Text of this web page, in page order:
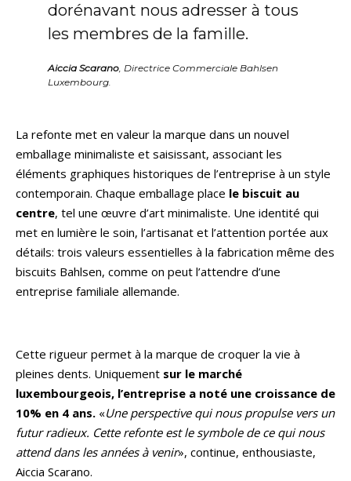
dorénavant nous adresser à tous
les membres de la famille.
Aiccia Scarano, Directrice Commerciale Bahlsen
Luxembourg.
La refonte met en valeur la marque dans un nouvel
emballage minimaliste et saisissant, associant les
éléments graphiques historiques de l’entreprise à un style
contemporain. Chaque emballage place le biscuit au
centre, tel une œuvre d’art minimaliste. Une identité qui
met en lumière le soin, l’artisanat et l’attention portée aux
détails: trois valeurs essentielles à la fabrication même des
biscuits Bahlsen, comme on peut l’attendre d’une
entreprise familiale allemande.
Cette rigueur permet à la marque de croquer la vie à
pleines dents. Uniquement sur le marché
luxembourgeois, l’entreprise a noté une croissance de
10% en 4 ans. «Une perspective qui nous propulse vers un
futur radieux. Cette refonte est le symbole de ce qui nous
attend dans les années à venir», continue, enthousiaste,
Aiccia Scarano.